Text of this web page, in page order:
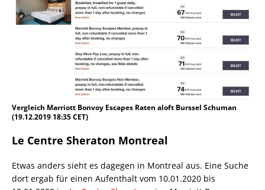
Vergleich Marriott Bonvoy Escapes Raten aloft Burssel Schuman
(19.12.2019 18:35 CET)
Le Centre Sheraton Montreal
Etwas anders sieht es dagegen in Montreal aus. Eine Suche
dort ergab für einen Aufenthalt vom 10.01.2020 bis